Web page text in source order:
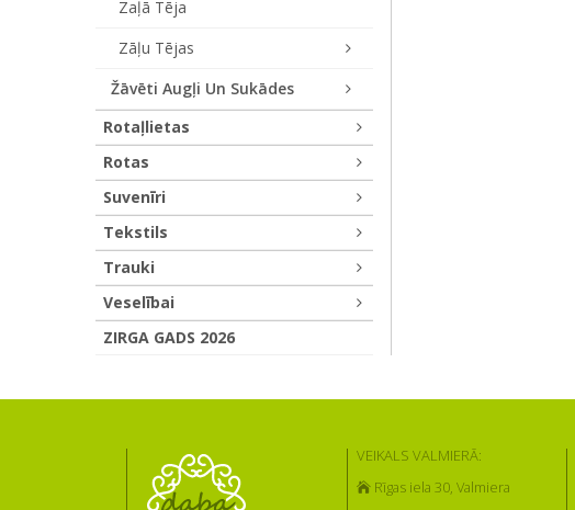
Zaļā Tēja
Zāļu Tējas
Žāvēti Augļi Un Sukādes
Rotaļlietas
Rotas
Suvenīri
Tekstils
Trauki
Veselībai
ZIRGA GADS 2026
VEIKALS VALMIERĀ:
Rīgas iela 30, Valmiera